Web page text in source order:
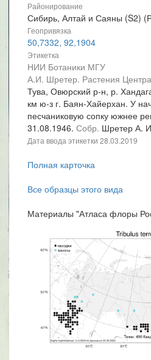
Районирование
Сибирь, Алтай и Саяны (S2)
Геопривязка
50,7332, 92,1904
Этикетка
НИИ Ботаники МГУ
А.И. Шретер. Растения
Тува, Овюрский р-н, р.
км ю-з г. Баян-Хайерхан. У
песчаниковую сопку южнее
31.08.1946. Собр. Шретер А.
Дата ввода этикетки 28.03.2019
Полная карточка
Все образцы этого вида
Материалы "Атласа флоры